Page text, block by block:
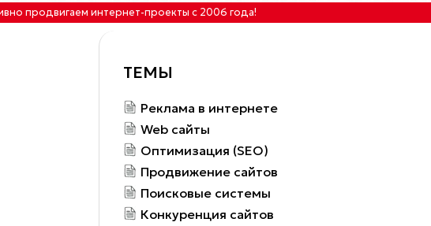
продвигаем интернет-проекты с 2006 года!
ТЕМЫ
Реклама в интернете
Web сайты
Оптимизация (SEO)
Продвижение сайтов
Поисковые системы
Конкуренция сайтов